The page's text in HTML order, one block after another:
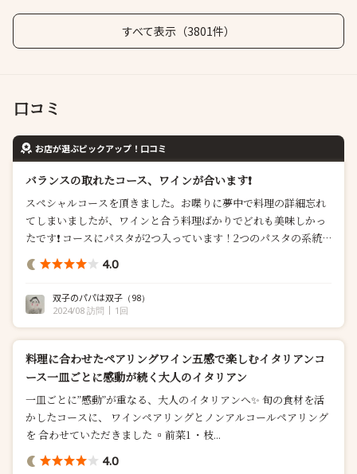
すべて表示（3801件）
口コミ
お店が選ぶピックアップ！口コミ
バランスの取れたコース、ワインが合います❗️
スペシャルコースを頂きました。お喋りに夢中で料理の詳細忘れ
てしまいましたが、ワインと合う料理ばかりでどれも美味しかっ
たです❗️ コースにパスタが2つ入っています！2つのパスタの系統
が全く異なるので、これはこれで良いですね楽しめます◎ お魚は
旬の秋刀魚を取り入れたお料理でした。前菜からメイン、デザー
トまでバランスがよく考えられたコースと思います❗️個人的にはも
う少しボリュームがあると良かった...
4.0
双子のパパは双子 （98）
2024/08 訪問
1回
料理に合わせたペアリングワイン五感で楽しむイタリアンコ
ース一皿ごとに感動が続く大人のイタリアン
一皿ごとに”感動”が重なる、大人のイタリアンへ✨ 旬の食材を活
かしたコースに、 ワインペアリングとノンアルコールペアリング
を 合わせていただきました ▫️前菜1 ・枝...
4.0